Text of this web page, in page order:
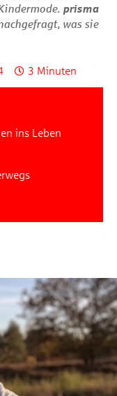
prisma
was sie
3 Minuten
ins Leben